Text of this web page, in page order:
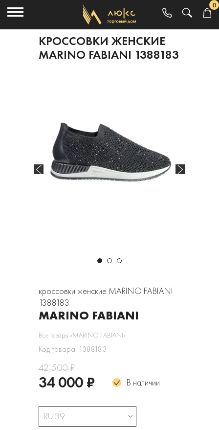
0
КРОССОВКИ ЖЕНСКИЕ
MARINO FABIANI 1388183
кроссовки женские MARINO FABIANI
1388183
MARINO FABIANI
Все товары «MARINO FABIANI»
Код товара: 1388183
42 500 ₽
34 000 ₽ В наличии
RU 39